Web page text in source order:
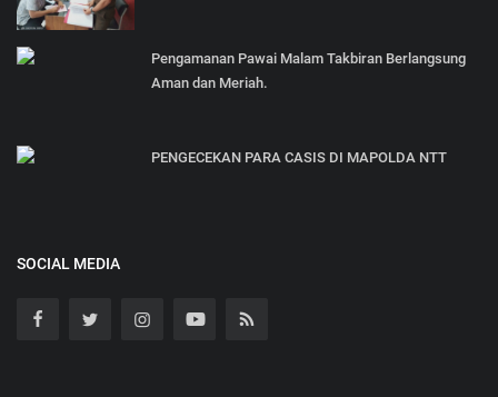
Pengamanan Pawai Malam Takbiran Berlangsung
Aman dan Meriah.
PENGECEKAN PARA CASIS DI MAPOLDA NTT
SOCIAL MEDIA